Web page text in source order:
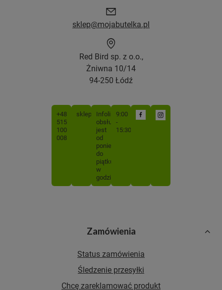
Zamówienia
Status zamówienia
Śledzenie przesyłki
Chcę zareklamować produkt
sklep@mojabutelka.pl
Red Bird sp. z o.o.,
Żniwna 10/14
94-250 Łódź
+48
515
100
008
sklep@mojabutelka.pl
Infolinia
obsługiwana
jest
od
poniedziałku
do
piątku
w
godzinach
9:00
-
15:30